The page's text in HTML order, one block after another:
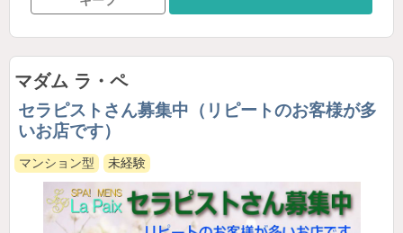
マダム ラ・ペ
セラピストさん募集中（リピートのお客様が多
いお店です）
マンション型 未経験